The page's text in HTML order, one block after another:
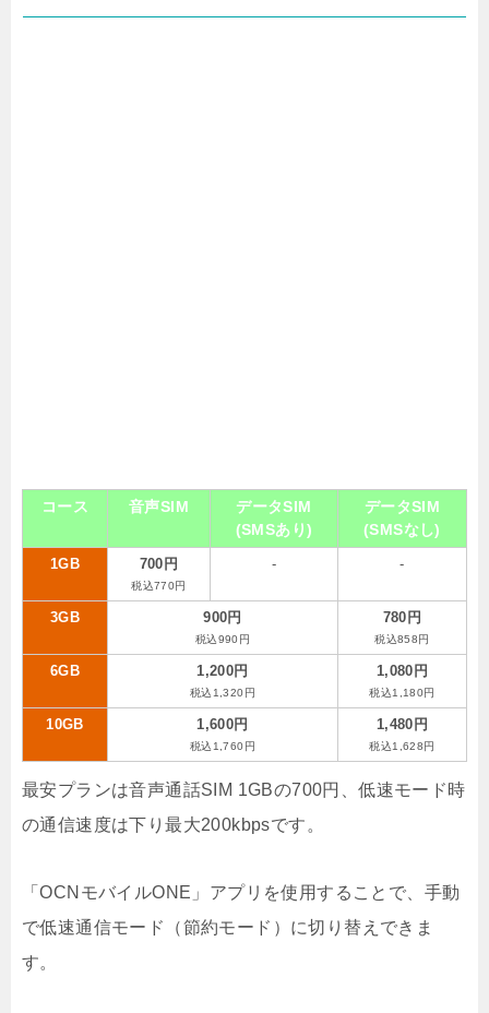
コース 音声SIM
データSIM
(SMSあり)
データSIM
(SMSなし)
1GB 700円
税込770円
- -
3GB 900円
税込990円
780円
税込858円
6GB 1,200円
税込1,320円
1,080円
税込1,180円
10GB 1,600円
税込1,760円
1,480円
税込1,628円
最安プランは音声通話SIM 1GBの700円、低速モード時
の通信速度は下り最大200kbpsです。
「OCNモバイルONE」アプリを使用することで、手動
で低速通信モード（節約モード）に切り替えできま
す。